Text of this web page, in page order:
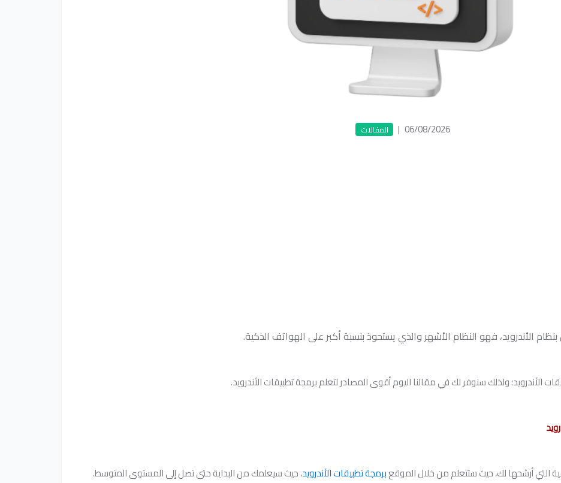
06/08/2026
| المقالات
الأندرويد، فهو النظام الأشهر والذي يستحوذ بنسبة أكبر على الهواتف الذكية.
الأندرويد؛ ولذلك سنوفر لك في مقالنا اليوم أقوى المصادر لتعلم برمجة تطبيقات الأندرويد.
التي أرشحها لك، حيث ستتعلم من خلال الموقعبرمجة تطبيقات الأندرويد، حيث سيعلمك من البداية حتى تصل إلى المستوى المتوسط.